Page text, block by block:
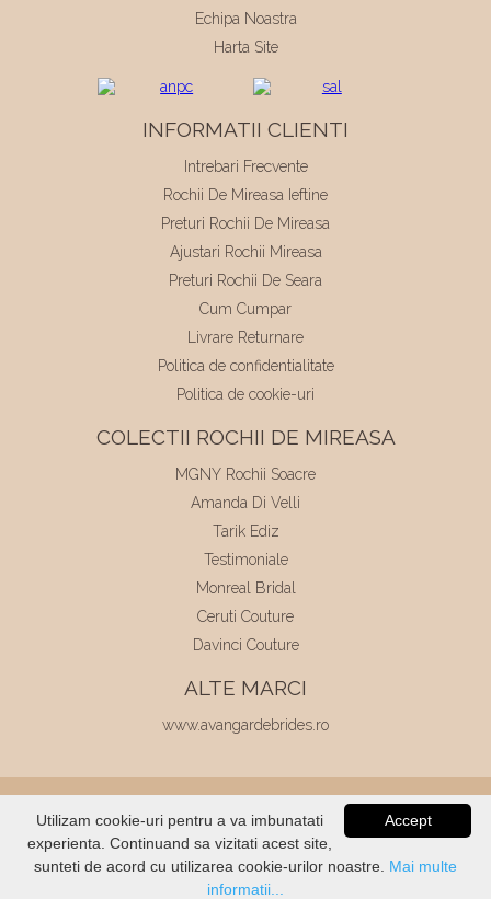
Echipa Noastra
Harta Site
INFORMATII CLIENTI
Intrebari Frecvente
Rochii De Mireasa Ieftine
Preturi Rochii De Mireasa
Ajustari Rochii Mireasa
Preturi Rochii De Seara
Cum Cumpar
Livrare Returnare
Politica de confidentialitate
Politica de cookie-uri
COLECTII ROCHII DE MIREASA
MGNY Rochii Soacre
Amanda Di Velli
Tarik Ediz
Testimoniale
Monreal Bridal
Ceruti Couture
Davinci Couture
ALTE MARCI
www.avangardebrides.ro
© 2026Elite Mariaj | Toate drepturile
rezervate
Dezvoltat de Voitin.com
STOC
Accept
Utilizam cookie-uri pentru a va imbunatati
experienta. Continuand sa vizitati acest site,
sunteti de acord cu utilizarea cookie-urilor noastre. Mai multe
informatii...